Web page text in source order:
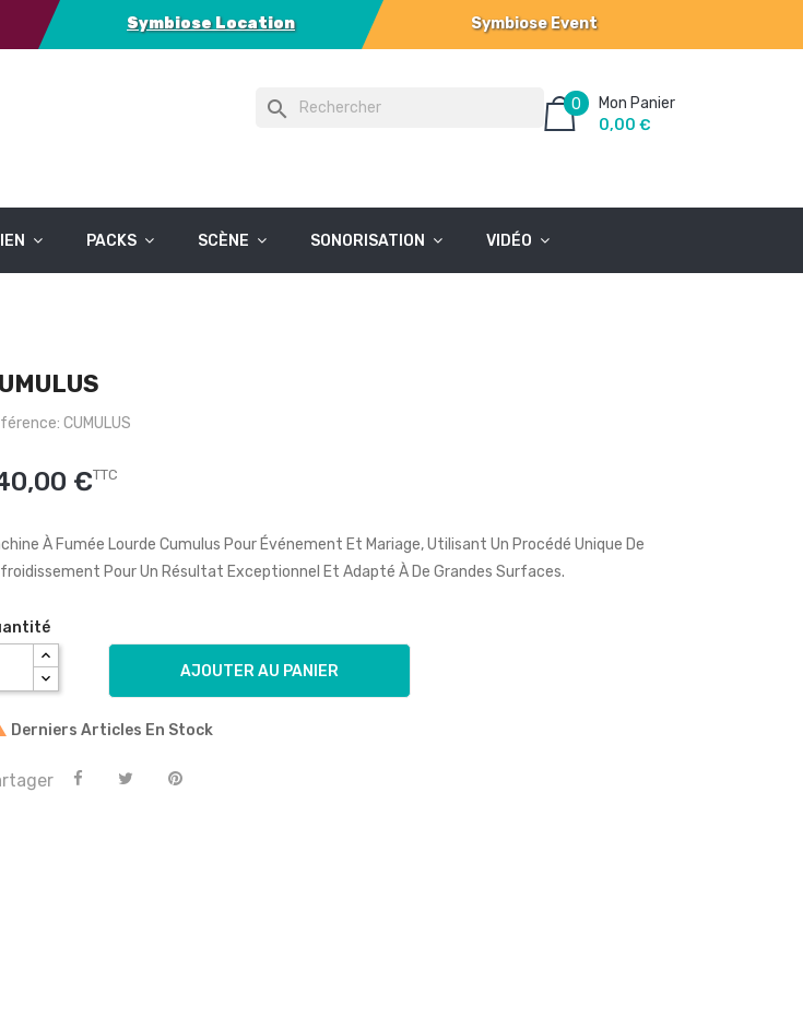
Symbiose Location Symbiose Event
Mon Panier
0
0,00 €
search
PACKS SCÈNE SONORISATION VIDÉO
CUMULUS
€TTC
À Fumée Lourde Cumulus Pour Événement Et Mariage, Utilisant Un Procédé Unique De
Pour Un Résultat Exceptionnel Et Adapté À De Grandes Surfaces.
AJOUTER AU PANIER
Derniers Articles En Stock